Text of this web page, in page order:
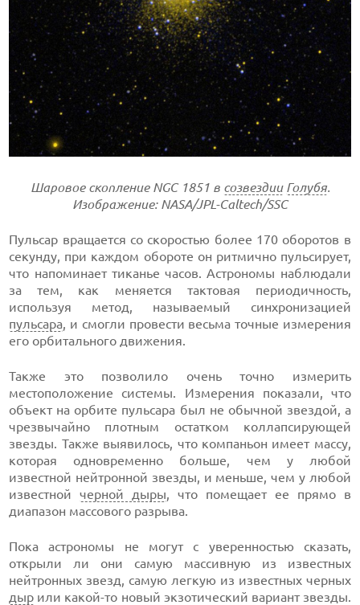
Шаровое скопление NGC 1851 в созвездии Голубя.
Изображение: NASA/JPL-Caltech/SSC
Пульсар вращается со скоростью более 170 оборотов в
секунду, при каждом обороте он ритмично пульсирует,
что напоминает тиканье часов. Астрономы наблюдали
за тем, как меняется тактовая периодичность,
используя метод, называемый синхронизацией
пульсара, и смогли провести весьма точные измерения
его орбитального движения.
Также это позволило очень точно измерить
местоположение системы. Измерения показали, что
объект на орбите пульсара был не обычной звездой, а
чрезвычайно плотным остатком коллапсирующей
звезды. Также выявилось, что компаньон имеет массу,
которая одновременно больше, чем у любой
известной нейтронной звезды, и меньше, чем у любой
известнойчерной дыры, что помещает ее прямо в
диапазон массового разрыва.
Пока астрономы не могут с уверенностью сказать,
открыли ли они самую массивную из известных
нейтронных звезд, самую легкую из известных черных
дыр или какой-то новый экзотический вариант звезды.